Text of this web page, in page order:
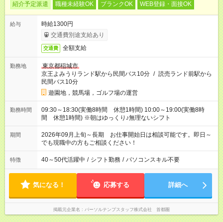
紹介予定派遣 職種未経験OK ブランクOK WEB登録・面接OK
給与
時給1300円
交通費別途支給あり
交通費 全額支給
勤務地
東京都稲城市
京王よみうりランド駅から民間バス10分 / 読売ランド前駅から
民間バス10分
遊園地，競馬場，ゴルフ場の運営
勤務時間
09:30～18:30(実働8時間 休憩1時間) 10:00～19:00(実働8時
間 休憩1時間) ※朝はゆっくり♪無理ないシフト
期間
2026年09月上旬～長期 お仕事開始日は相談可能です。即日～
でも現職中の方もご相談ください！
特徴 40～50代活躍中 / シフト勤務 / パソコンスキル不要
気になる！ 応募する 詳細へ
掲載元企業名 パーソルテンプスタッフ株式会社 首都圏